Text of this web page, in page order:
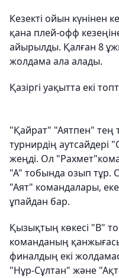
Кезекті ойын күнінен
қана плей-офф
айырылды. Қалған 8
жолдама ала алады.
Қазіргі уақытта екі
"Қайрат" "Аятпен" тең
турнирдің аутсайдері
жеңді. Ол
"А" тобында озып тұр.
"Аят" командалары,
ұпайдан бар.
Қызықтың көкесі "В"
команданың
финалдың екі
"Нұр-Сұлтан" және